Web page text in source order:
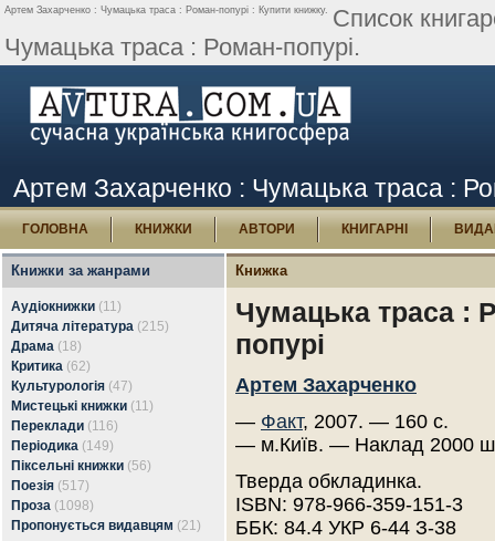
Артем Захарченко : Чумацька траса : Роман-попурі : Купити книжку. Список
Чумацька траса : Роман-попурі.
Артем Захарченко : Чумацька траса :
ГОЛОВНА КНИЖКИ АВТОРИ КНИГАРНІ
Книжки за жанрами
Аудіокнижки (11)
Дитяча література (215)
Драма (18)
Критика (62)
Культурологія (47)
Мистецькі книжки (11)
Переклади (116)
Періодика (149)
Піксельні книжки (56)
Поезія (517)
Проза (1098)
Пропонується видавцям (21)
Книжка
Чумацька траса :
попурі
Артем Захарченко
— Факт, 2007. — 160 с.
— м.Київ. — Наклад 2000
Тверда обкладинка.
ISBN: 978-966-359-151-3
ББК: 84.4 УКР 6-44 З-38